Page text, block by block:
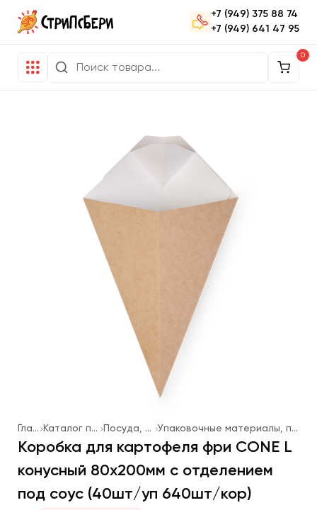
+7 (949) 375 88 74
+7 (949) 641 47 95
0
Главная Каталог продукции Посуда, упаковка Упаковочные материалы, посуда одноразовая
Коробка для картофеля фри CONE L
конусный 80х200мм с отделением
под соус (40шт/уп 640шт/кор)